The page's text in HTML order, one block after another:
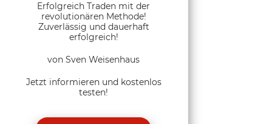
Erfolgreich Traden mit der
revolutionären Methode!
Zuverlässig und dauerhaft
erfolgreich!
von Sven Weisenhaus
Jetzt informieren und kostenlos
testen!